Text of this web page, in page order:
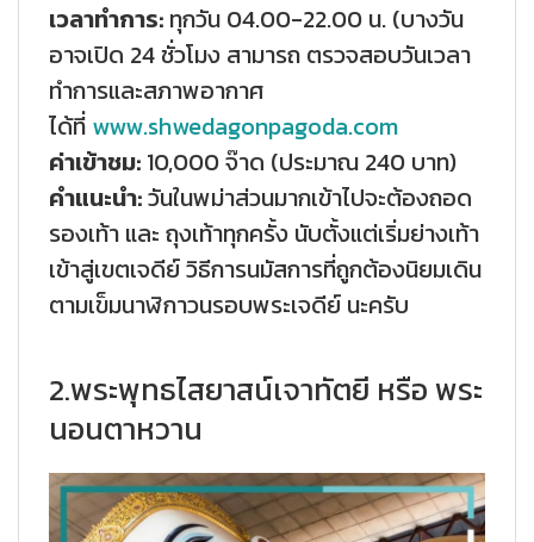
เวลาทำการ: ทุกวัน 04.00-22.00 น. (บางวัน
อาจเปิด 24 ชั่วโมง สามารถ ตรวจสอบวันเวลา
ทำการและสภาพอากาศ
ได้ที่ www.shwedagonpagoda.com
ค่าเข้าชม: 10,000 จ๊าด (ประมาณ 240 บาท)
คำแนะนำ:วันในพม่าส่วนมากเข้าไปจะต้องถอด
รองเท้า และ ถุงเท้าทุกครั้ง นับตั้งแต่เริ่มย่างเท้า
เข้าสู่เขตเจดีย์ วิธีการนมัสการที่ถูกต้องนิยมเดิน
ตามเข็มนาฬิกาวนรอบพระเจดีย์ นะครับ
2.พระพุทธไสยาสน์เจาทัตยี หรือ พระ
นอนตาหวาน